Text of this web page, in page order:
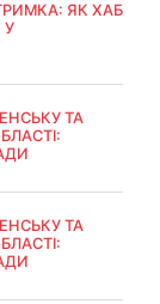
ЯК ХАБ
У
ТА
ТА